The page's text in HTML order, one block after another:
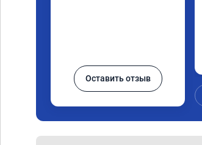
Оставить отзыв